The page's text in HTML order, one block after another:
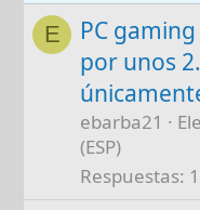
E
PC
por unos
ebarba21
(ESP)
Respuestas 1